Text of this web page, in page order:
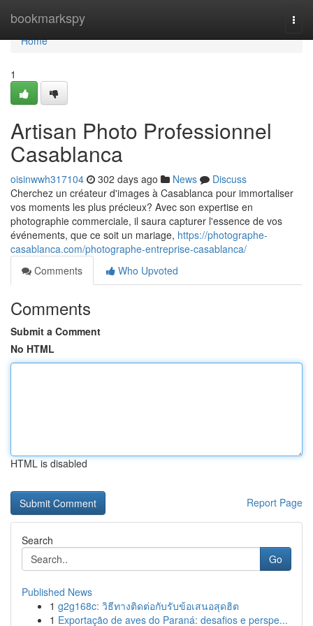
bookmarkspy
Home
Home
1
Artisan Photo Professionnel
Casablanca
oisinwwh317104 302 days ago News
Discuss
Cherchez un créateur d'images à Casablanca pour immortaliser
vos moments les plus précieux? Avec son expertise en
photographie commerciale, il saura capturer l'essence de vos
événements, que ce soit un mariage, https://photographe-
casablanca.com/photographe-entreprise-casablanca/
Comments
Who Upvoted
Comments
Submit a Comment
No HTML
HTML is disabled
Report Page
Search
Go
Published News
1 g2g168c: วิธีทางติดต่อกับรับข้อเสนอสุดฮิต
1 Exportação de aves do Paraná: desafios e perspe...